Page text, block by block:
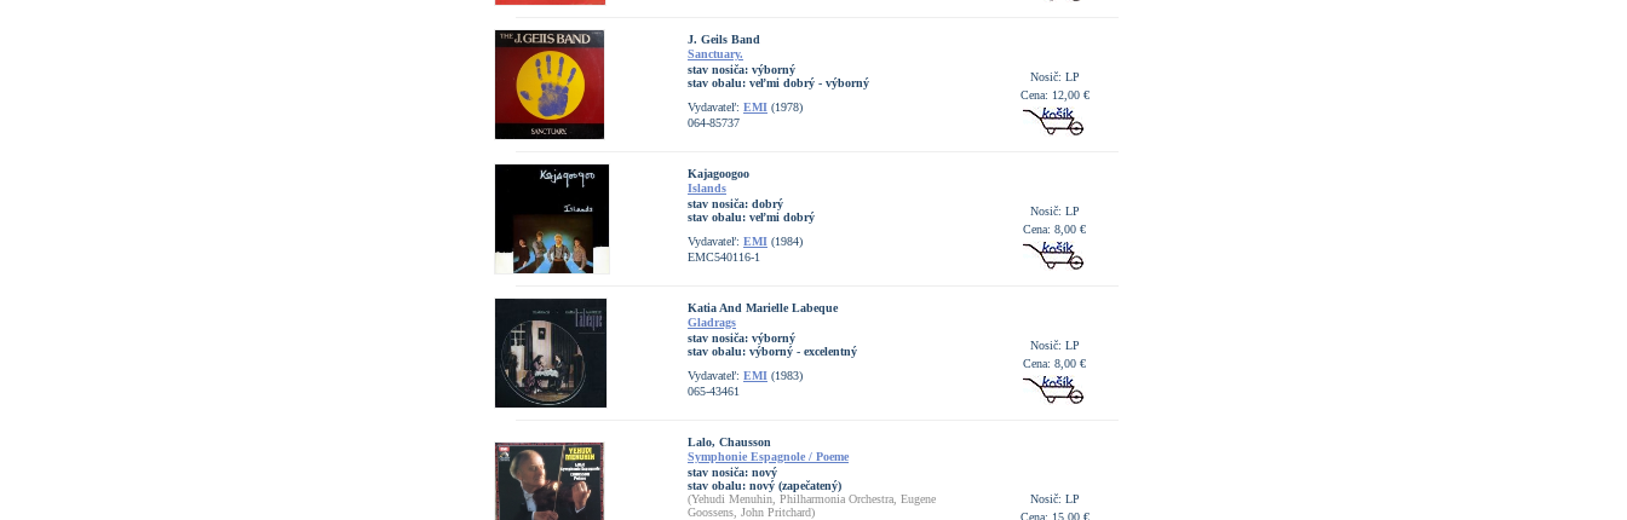
J. Geils Band
Sanctuary.
stav nosiča: výborný
stav obalu: veľmi dobrý - výborný
Vydavateľ: EMI (1978)
064-85737
Nosič: LP
Cena: 12,00 €
Kajagoogoo
Islands
stav nosiča: dobrý
stav obalu: veľmi dobrý
Vydavateľ: EMI (1984)
EMC540116-1
Nosič: LP
Cena: 8,00 €
Katia And Marielle Labeque
Gladrags
stav nosiča: výborný
stav obalu: výborný - excelentný
Vydavateľ: EMI (1983)
065-43461
Nosič: LP
Cena: 8,00 €
Lalo, Chausson
Symphonie Espagnole / Poeme
stav nosiča: nový
stav obalu: nový (zapečatený)
(Yehudi Menuhin, Philharmonia Orchestra, Eugene
Goossens, John Pritchard)
Nosič: LP
Cena: 15,00 €